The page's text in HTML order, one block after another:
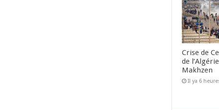
Crise de
de
Makhzen
Il ya 6